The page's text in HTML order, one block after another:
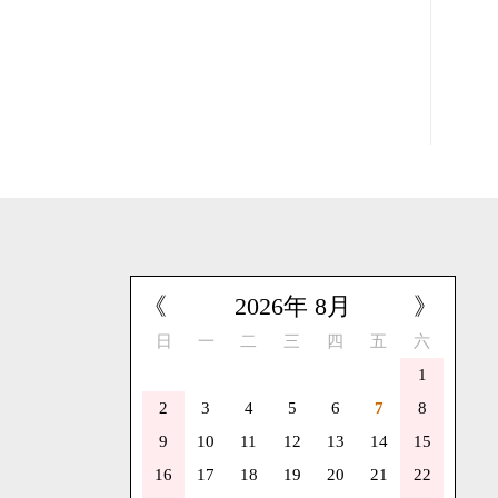
《 》
2026年8月
日 一 二 三 四 五
六
1
2
3 4 5 6 7
8
9
10 11 12 13 14
15
16
17 18 19 20 21 22